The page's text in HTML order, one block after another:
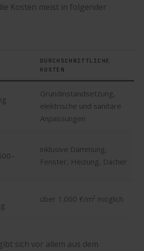
Kosten meist in folgender
DURCHSCHNITTLICHE
KOSTEN
Grundinstandsetzung,
elektrische und sanitäre
Anpassungen
inklusive Dämmung,
Fenster, Heizung, Dächer
über 1.000 €/m² möglich
sich vor allem aus dem